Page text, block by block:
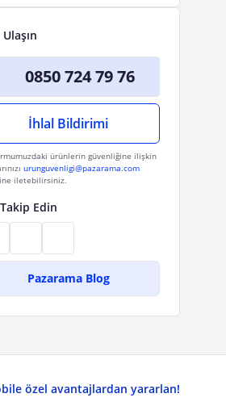
0850 724 79 76
İhlal Bildirimi
ürünlerin güvenliğine ilişkin
urunguvenligi@pazarama.com
iletebilirsiniz.
Edin
Pazarama Blog
özel avantajlardan yararlan!